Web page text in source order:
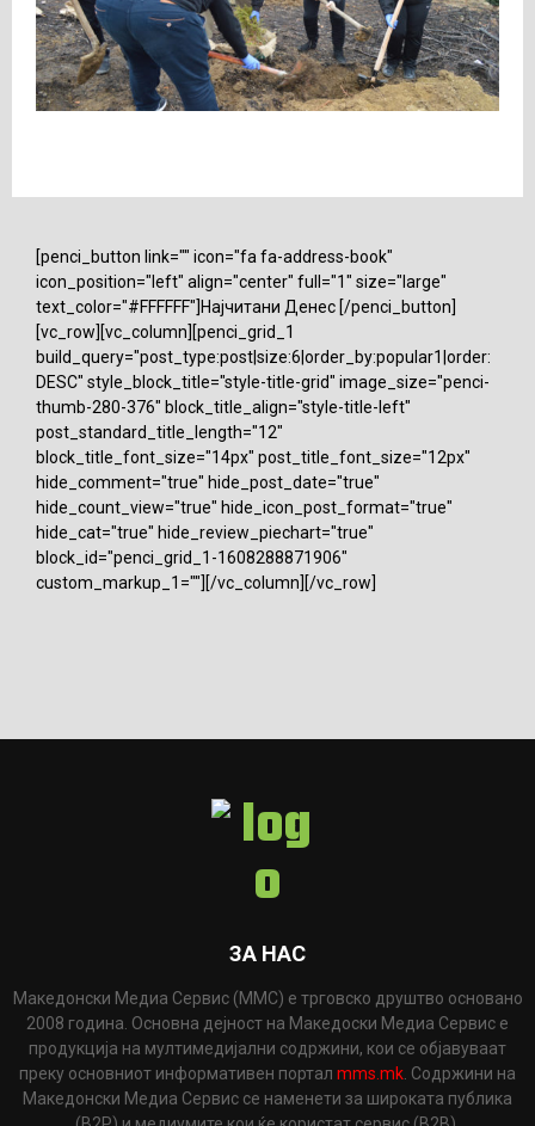
[penci_button link="" icon="fa fa-address-book"
icon_position="left" align="center" full="1" size="large"
text_color="#FFFFFF"]Најчитани Денес [/penci_button]
[vc_row][vc_column][penci_grid_1
build_query="post_type:post|size:6|order_by:popular1|order:
DESC" style_block_title="style-title-grid" image_size="penci-
thumb-280-376" block_title_align="style-title-left"
post_standard_title_length="12"
block_title_font_size="14px" post_title_font_size="12px"
hide_comment="true" hide_post_date="true"
hide_count_view="true" hide_icon_post_format="true"
hide_cat="true" hide_review_piechart="true"
block_id="penci_grid_1-1608288871906"
custom_markup_1=""][/vc_column][/vc_row]
ЗА НАС
Македонски Медиа Сервис (ММС) е трговско друштво основано
2008 година. Основна дејност на Македоски Медиа Сервис е
продукција на мултимедијални содржини, кои се објавуваат
преку основниот информативен портал mms.mk . Содржини на
Македонски Медиа Сервис се наменети за широката публика